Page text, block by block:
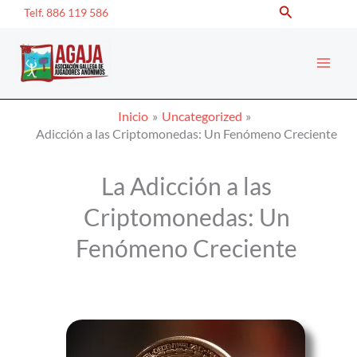
contenido
Telf. 886 119 586 Buscar
Inicio
Uncategorized
Adicción a las Criptomonedas: Un Fenómeno Creciente
La Adicción a las
Criptomonedas: Un
Fenómeno Creciente